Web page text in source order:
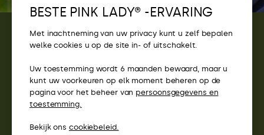
CONTACT
TOEGANG
PINK LADY® WEBSITES
BESTE PINK LADY® -ERVARING
Met inachtneming van uw privacy kunt u zelf bepalen
welke cookies u op de site in- of uitschakelt.
Uw toestemming wordt 6 maanden bewaard, maar u
kunt uw voorkeuren op elk moment beheren op de
pagina voor het beheer van persoonsgegevens en
toestemming.
Bekijk ons cookiebeleid.